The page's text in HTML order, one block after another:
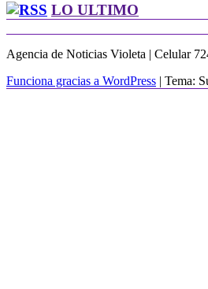
LO ULTIMO
Agencia de Noticias Violeta | Celular
Funciona gracias a WordPress | Tema: